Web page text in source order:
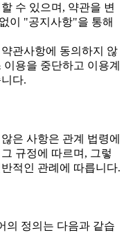
수 있으며, 약관을 변
이 "공지사항"을 통해
관사항에 동의하지 않
용을 중단하고 이용계
다.
은 사항은 관계 법령에
규정에 따르며, 그렇
적인 관례에 따릅니다.
의 정의는 다음과 같습